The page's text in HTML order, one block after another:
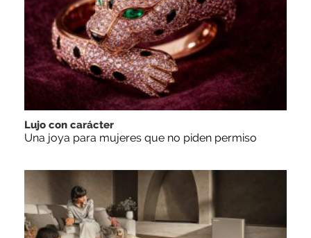
Lujo con carácter
Una joya para mujeres que no piden permiso